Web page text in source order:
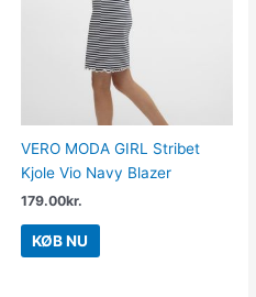
VERO MODA GIRL Stribet
Kjole Vio Navy Blazer
179.00kr.
KØB NU